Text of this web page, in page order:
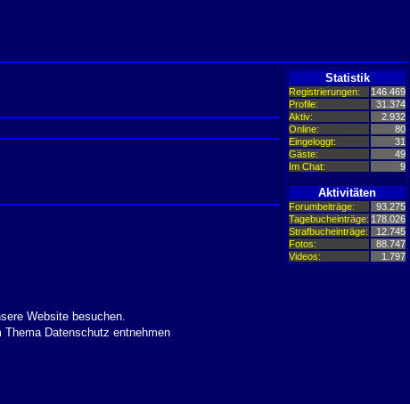
Website besuchen.
Datenschutz entnehmen
Statistik
Registrierungen:
146.469
Profile:
31.374
Aktiv:
2.932
Online:
80
Eingeloggt:
31
Gäste:
49
Im Chat:
9
Aktivitäten
Forumbeiträge:
93.275
Tagebucheinträge: 178.026
Strafbucheinträge:
12.745
Fotos:
88.747
Videos:
1.797